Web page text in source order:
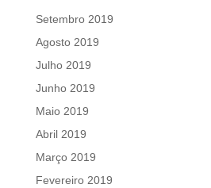
Setembro 2019
Agosto 2019
Julho 2019
Junho 2019
Maio 2019
Abril 2019
Março 2019
Fevereiro 2019